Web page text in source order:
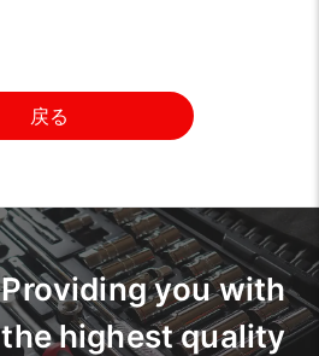
戻る
Providing you with
the highest quality